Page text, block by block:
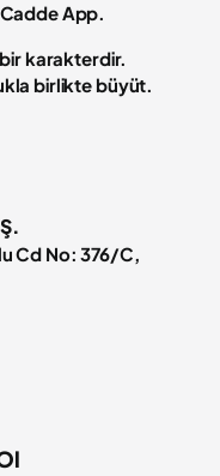
App.
karakterdir.
birlikte büyüt.
Cd No: 376/C,